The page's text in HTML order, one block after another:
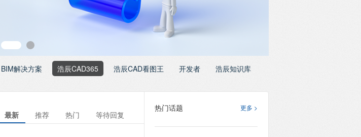
BIM解决方案 浩辰CAD365 浩辰CAD看图王 开发者 浩辰知识库
等待回复
热门
推荐
最新
更多 >
热门话题